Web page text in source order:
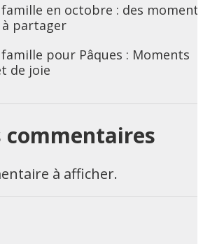
en octobre : des moments
partager
famille pour Pâques : Moments
de joie
commentaires
à afficher.